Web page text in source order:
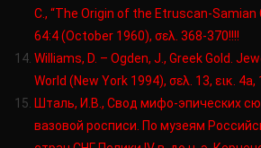
C., “The Origin of the Etruscan-Samian
64:4 (October 1960), σελ. 368-370!!!!
Williams, D. – Ogden, J., Greek Gold.
World (New York 1994), σελ. 13, εικ. 4a,
Шталь, И.В., Свод мифо-эпических
вазовой росписи. По музеям